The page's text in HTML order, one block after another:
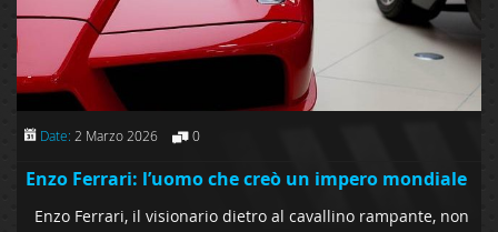
Date: 2 Marzo 2026 0
Enzo Ferrari: l’uomo che creò un impero mondiale
Enzo Ferrari, il visionario dietro al cavallino rampante, non